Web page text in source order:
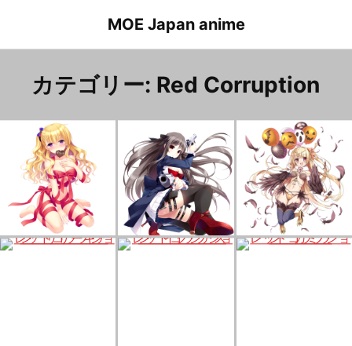
content
MOE Japan anime
カテゴリー: Red Corruption
レッドコラプション ルイーゼ レッドコラプション キャロライン
レッドコラプション サザーキア レッドコラプション イクシアス